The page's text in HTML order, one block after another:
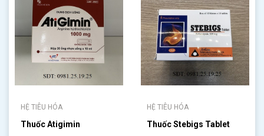
HỆ TIÊU HÓA
Thuốc Atigimin
HỆ TIÊU HÓA
Thuốc Stebigs Tablet